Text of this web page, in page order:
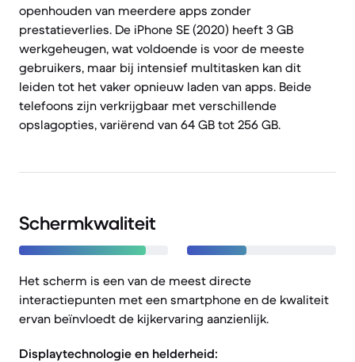
openhouden van meerdere apps zonder
prestatieverlies. De iPhone SE (2020) heeft 3 GB
werkgeheugen, wat voldoende is voor de meeste
gebruikers, maar bij intensief multitasken kan dit
leiden tot het vaker opnieuw laden van apps. Beide
telefoons zijn verkrijgbaar met verschillende
opslagopties, variërend van 64 GB tot 256 GB.
Schermkwaliteit
Het scherm is een van de meest directe
interactiepunten met een smartphone en de kwaliteit
ervan beïnvloedt de kijkervaring aanzienlijk.
Displaytechnologie en helderheid: